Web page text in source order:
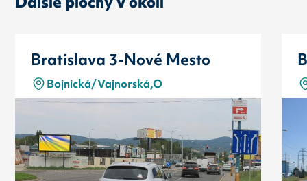
Bratislava 3-Nové Mesto
Bojnická/Vajnorská,O